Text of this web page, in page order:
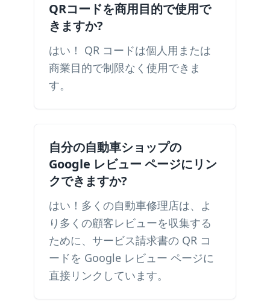
QRコードを商用目的で使用で
きますか?
はい！ QR コードは個人用または
商業目的で制限なく使用できま
す。
自分の自動車ショップの
Google レビュー ページにリン
クできますか?
はい！多くの自動車修理店は、よ
り多くの顧客レビューを収集する
ために、サービス請求書の QR コ
ードを Google レビュー ページに
直接リンクしています。